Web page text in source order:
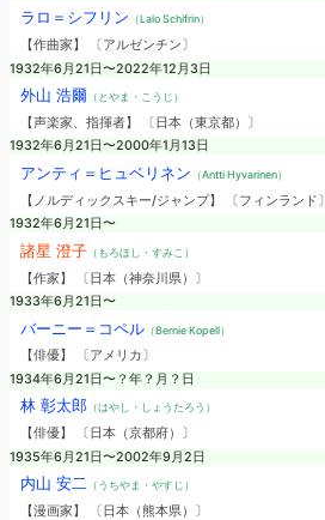
ラロ＝シフリン （Lalo Schifrin）
【作曲家】 〔アルゼンチン〕
1932年6月21日〜2022年12月3日
外山 浩爾 （とやま・こうじ）
【声楽家、指揮者】 〔日本（東京都）〕
1932年6月21日〜2000年1月13日
アンティ＝ヒュベリネン （Antti Hyvarinen）
【ノルディックスキー/ジャンプ】 〔フィンランド〕
1932年6月21日〜
諸星 澄子（もろほし・すみこ）
【作家】 〔日本（神奈川県）〕
1933年6月21日〜
バーニー＝コペル（Bernie Kopell）
【俳優】 〔アメリカ〕
1934年6月21日〜？年？月？日
林 彰太郎（はやし・しょうたろう）
【俳優】 〔日本（京都府）〕
1935年6月21日〜2002年9月2日
内山 安二（うちやま・やすじ）
【漫画家】 〔日本（熊本県）〕